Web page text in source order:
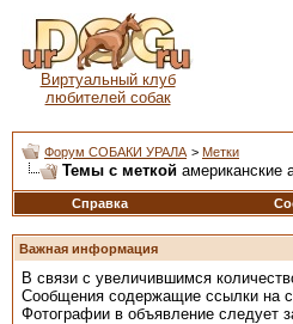
Виртуальный клуб
любителей собак
Форум СОБАКИ УРАЛА > Метки
Темы с меткой американские
Справка
Важная информация
В связи с увеличившимся
Сообщения содержащие ссылки на
Фотографии в объявление следует